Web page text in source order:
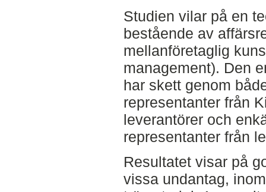
Studien vilar på en
bestående av
mellanföretaglig
management). Den
har skett genom
representanter från
leverantörer och
representanter från
Resultatet visar på
vissa undantag,